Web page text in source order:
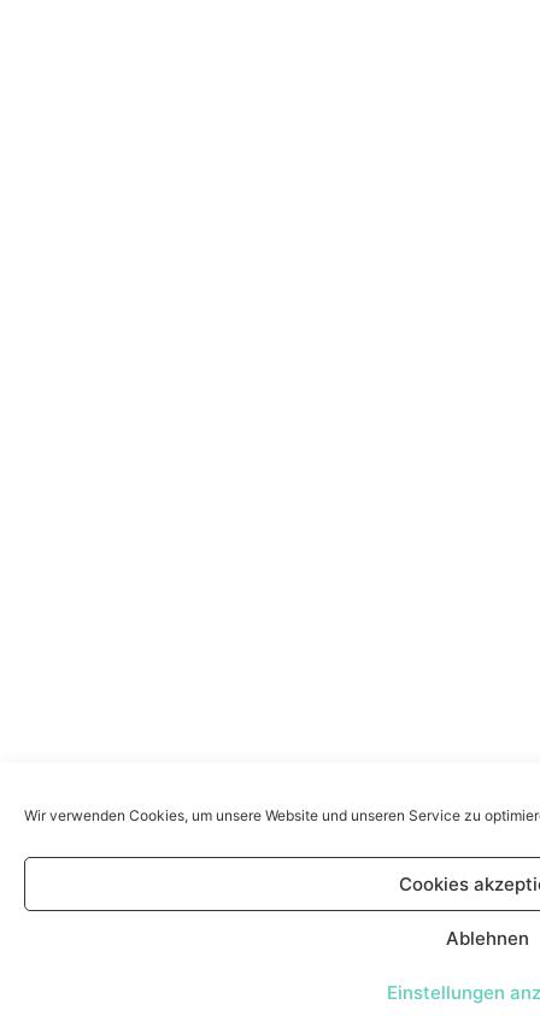
Wir verwenden Cookies, um unsere Website und unseren Service zu
Cookies
Ablehnen
Einstellungen